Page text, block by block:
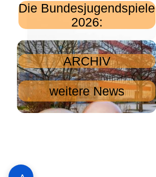
Die Bundesjugendspiele
2026:
ARCHIV
weitere News